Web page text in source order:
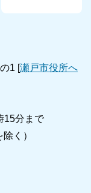
1 [瀬戸市役所へ
15分まで
く）